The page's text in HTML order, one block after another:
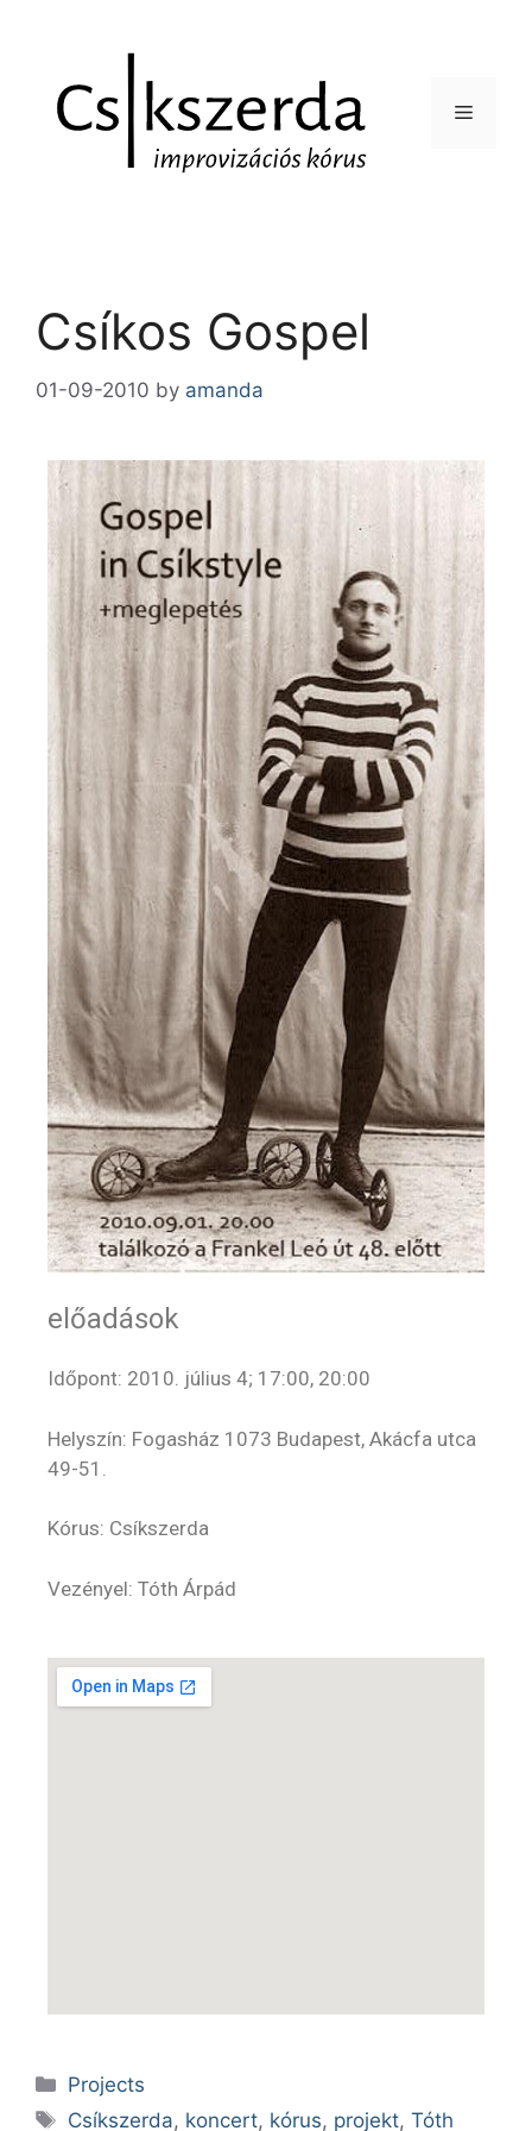
Csíkos Gospel
01-09-2010 by amanda
előadások
Időpont: 2010. július 4; 17:00, 20:00
Helyszín: Fogasház 1073 Budapest, Akácfa utca
49-51.
Kórus: Csíkszerda
Vezényel: Tóth Árpád
Projects
Csíkszerda, koncert, kórus, projekt,Tóth